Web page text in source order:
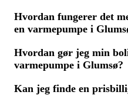
Valget kommer an på din
jordbundsforholdene i
energibesparende over tid.
sammenligne og finde den
Glumsø.
Hvordan fungerer det
en varmepumpe i
Når du anmoder om 3 tilbud,
leverandører af både
tilbud, som du kan
Hvordan gør jeg min
varmepumpe i Glumsø?
Før installationen bør du
Kan jeg finde en